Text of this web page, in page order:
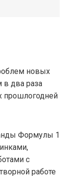
новых
в два раза
прошлогодней
Формулы 1
с
работе